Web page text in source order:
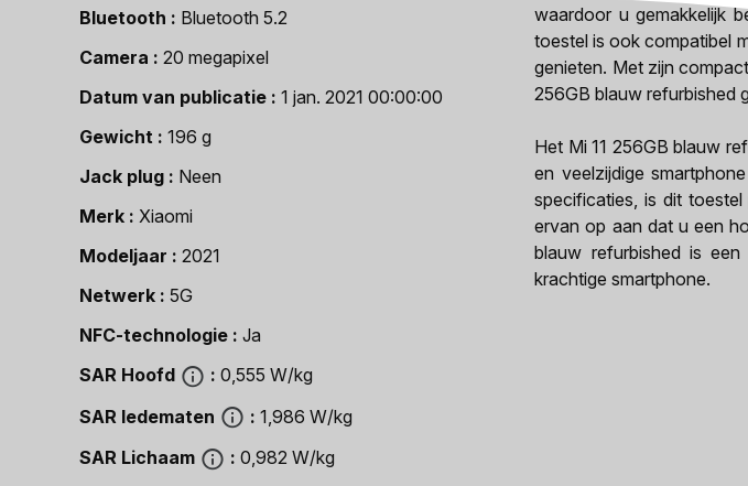
Bluetooth
Bluetooth 5.2
Camera
20 megapixel
Datum van publicatie
1 jan. 2021 00:00:00
Gewicht
196 g
Jack plug
Neen
Merk
Xiaomi
Modeljaar
2021
Netwerk
5G
NFC-technologie
Ja
SAR Hoofd
0,555 W/kg
SAR ledematen
1,986 W/kg
SAR Lichaam
0,982 W/kg
waardoor u gemakkelijk
toestel is ook compatibel
genieten. Met zijn
256GB blauw refurbished
Het Mi 11 256GB blauw
en veelzijdige
specificaties, is dit
ervan op aan dat u een
blauw refurbished is
krachtige smartphone.